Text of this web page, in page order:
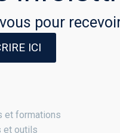
pour
ICI
et formations
et outils